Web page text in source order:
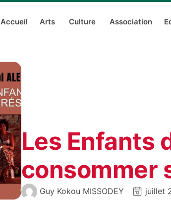
Accueil Arts Culture Association
Les Enfants
consommer
Guy Kokou MISSODEY juillet